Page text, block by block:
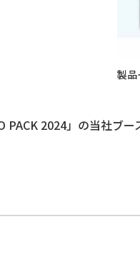
製品
2024」の当社ブー